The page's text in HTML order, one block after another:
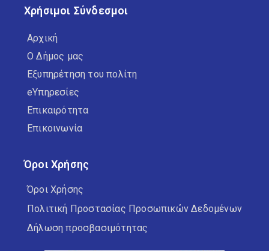
Χρήσιμοι Σύνδεσμοι
Αρχική
Ο Δήμος μας
Εξυπηρέτηση του πολίτη
eΥπηρεσίες
Επικαιρότητα
Επικοινωνία
Όροι Χρήσης
Όροι Χρήσης
Πολιτική Προστασίας Προσωπικών Δεδομένων
Δήλωση προσβασιμότητας